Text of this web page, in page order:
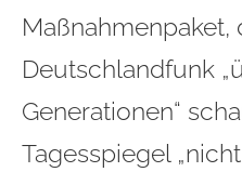
Maßnahmenpaket,
Deutschlandfunk
Generationen“
Tagesspiegel